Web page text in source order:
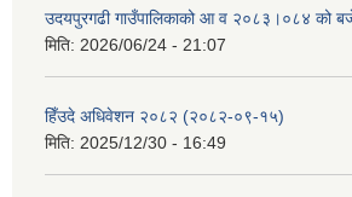
उदयपुरगढी गाउँपालिकाको आ व २०८३।०८४ को
मिति: 2026/06/24 - 21:07
हिँउदे अधिवेशन २०८२ (२०८२-०९-१५)
मिति: 2025/12/30 - 16:49